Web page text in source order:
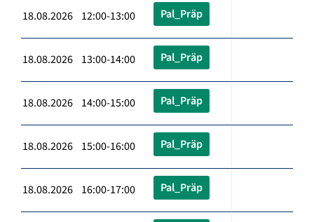
18.08.2026 12:00-13:00 Pal_Präp
18.08.2026 13:00-14:00 Pal_Präp
18.08.2026 14:00-15:00 Pal_Präp
18.08.2026 15:00-16:00 Pal_Präp
18.08.2026 16:00-17:00 Pal_Präp